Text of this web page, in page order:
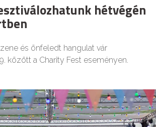
hétvégén
zene és önfeledt hangulat vár
között a Charity Fest eseményen.